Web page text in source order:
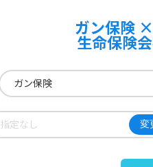
ガン保険
生命保険
ガン保険
指定なし 変